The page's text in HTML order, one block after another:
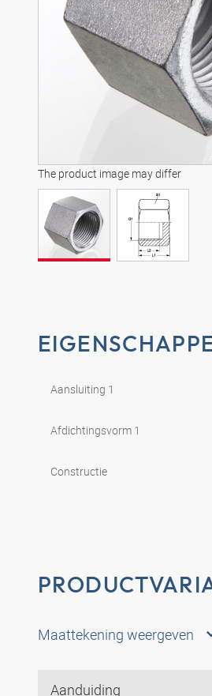
The product image may differ
Aansluiting 1
Afdichtingsvorm 1
Constructie
Maattekening weergeven
Aanduiding